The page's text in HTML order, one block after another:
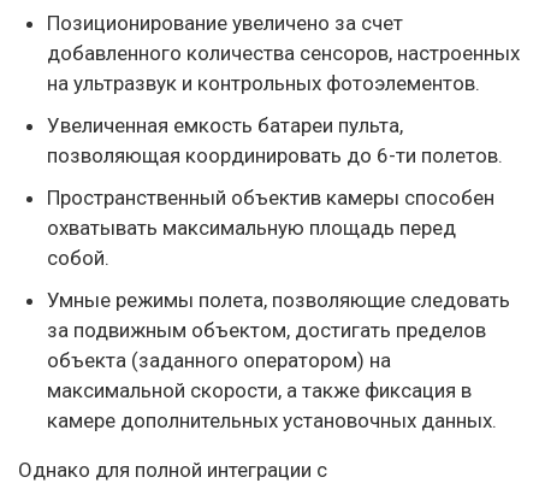
Позиционирование увеличено за счет
добавленного количества сенсоров, настроенных
на ультразвук и контрольных фотоэлементов.
Увеличенная емкость батареи пульта,
позволяющая координировать до 6-ти полетов.
Пространственный объектив камеры способен
охватывать максимальную площадь перед
собой.
Умные режимы полета, позволяющие следовать
за подвижным объектом, достигать пределов
объекта (заданного оператором) на
максимальной скорости, а также фиксация в
камере дополнительных установочных данных.
Однако для полной интеграции с